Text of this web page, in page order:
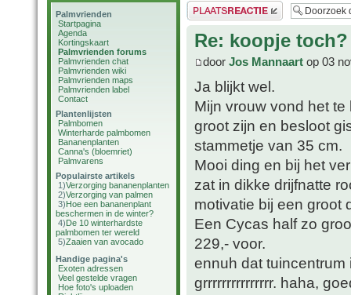
Palmvrienden
Startpagina
Agenda
Kortingskaart
Palmvrienden forums
Palmvrienden chat
Palmvrienden wiki
Palmvrienden maps
Palmvrienden label
Contact
Plantenlijsten
Palmbomen
Winterharde palmbomen
Bananenplanten
Canna's (bloemriet)
Palmvarens
Populairste artikels
1)Verzorging bananenplanten
2)Verzorging van palmen
3)Hoe een bananenplant
beschermen in de winter?
4)De 10 winterhardste
palmbomen ter wereld
5)Zaaien van avocado
Handige pagina's
Exoten adressen
Veel gestelde vragen
Hoe foto's uploaden
Plaats een reactie
Re: koopje toch?
door Jos Mannaart op 03
Ja blijkt wel.
Mijn vrouw vond het
groot zijn en besloot
stammetje van 35 cm.
Mooi ding en bij het
zat in dikke drijfnatte
motivatie bij een groot
Een Cycas half zo
229,- voor.
ennuh dat
grrrrrrrrrrrrrrr. haha,